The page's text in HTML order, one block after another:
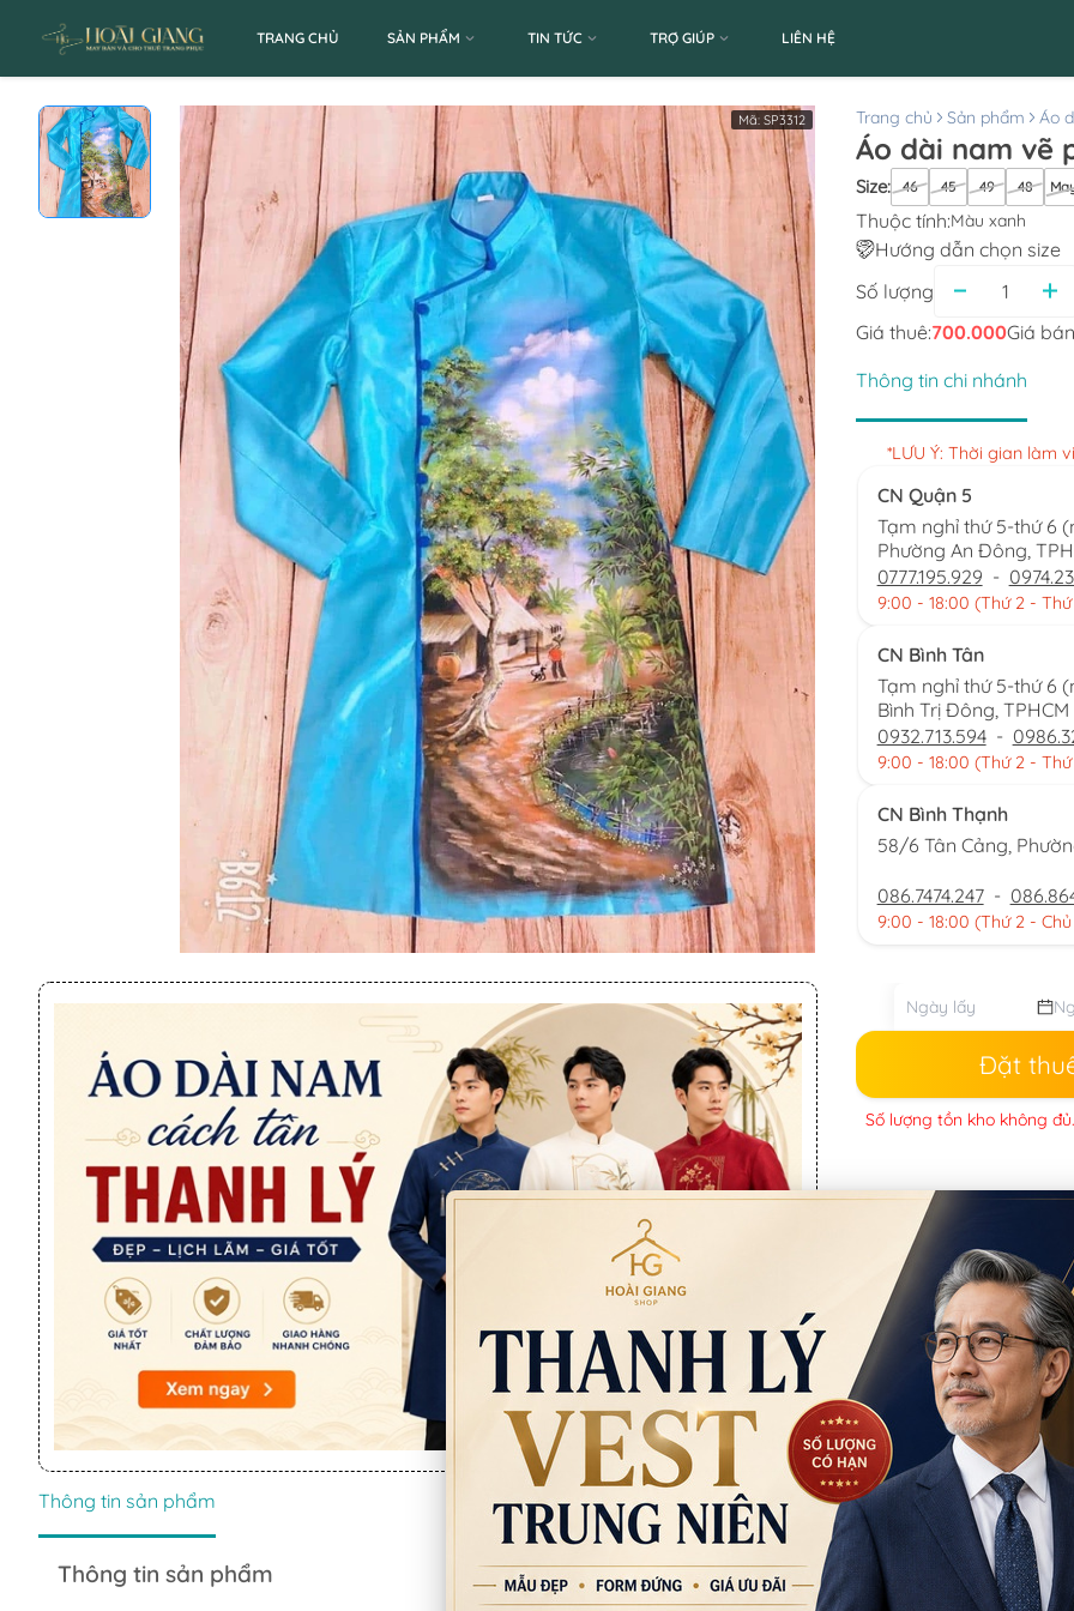
TRANG CHỦ SẢN PHẨM TIN TỨC TRỢ GIÚP LIÊN HỆ
Mã: SP3312
Thông tin sản phẩm
Thông tin sản phẩm
Trang chủ Sản phẩm Áo
Áo dài nam vẽ
Size: 46 45 49 48
Thuộc tính:Màu xanh
Hướng dẫn chọn size
Số lượng
Giá thuê:700.000Giá
Thông tin chi nhánh
*LƯU Ý: Thời gian làm
CN Quận 5
Tạm nghỉ thứ 5-thứ 6
Phường An Đông,
0777.195.929 -
9:00 - 18:00 (Thứ 2 - Thứ
CN Bình Tân
Tạm nghỉ thứ 5-thứ 6
Bình Trị Đông, TPHCM
0932.713.594 -
9:00 - 18:00 (Thứ 2 - Thứ
CN Bình Thạnh
58/6 Tân Cảng,
086.7474.247 -
9:00 - 18:00 (Thứ 2 -
Đặt
Số lượng tồn kho không đủ.